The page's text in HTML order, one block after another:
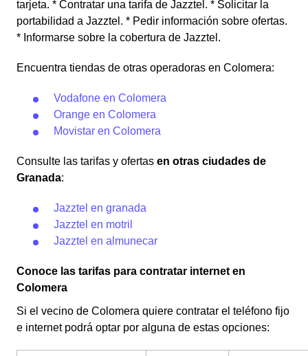
tarjeta. * Contratar una tarifa de Jazztel. * Solicitar la
portabilidad a Jazztel. * Pedir información sobre ofertas.
* Informarse sobre la cobertura de Jazztel.
Encuentra tiendas de otras operadoras en Colomera:
Vodafone en Colomera
Orange en Colomera
Movistar en Colomera
Consulte las tarifas y ofertas en otras ciudades de
Granada:
Jazztel en granada
Jazztel en motril
Jazztel en almunecar
Conoce las tarifas para contratar internet en
Colomera
Si el vecino de Colomera quiere contratar el teléfono fijo
e internet podrá optar por alguna de estas opciones: